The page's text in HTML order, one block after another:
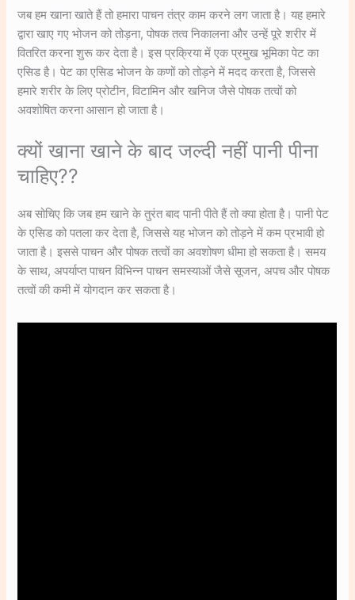
जब हम खाना खाते हैं तो हमारा पाचन तंत्र काम करने लग जाता है। यह हमारे
द्वारा खाए गए भोजन को तोड़ना, पोषक तत्व निकालना और उन्हें पूरे शरीर में
वितरित करना शुरू कर देता है। इस प्रक्रिया में एक प्रमुख भूमिका पेट का
एसिड है। पेट का एसिड भोजन के कणों को तोड़ने में मदद करता है, जिससे
हमारे शरीर के लिए प्रोटीन, विटामिन और खनिज जैसे पोषक तत्वों को
अवशोषित करना आसान हो जाता है।
क्यों खाना खाने के बाद जल्दी नहीं पानी पीना
चाहिए??
अब सोचिए कि जब हम खाने के तुरंत बाद पानी पीते हैं तो क्या होता है। पानी पेट
के एसिड को पतला कर देता है, जिससे यह भोजन को तोड़ने में कम प्रभावी हो
जाता है। इससे पाचन और पोषक तत्वों का अवशोषण धीमा हो सकता है। समय
के साथ, अपर्याप्त पाचन विभिन्न पाचन समस्याओं जैसे सूजन, अपच और पोषक
तत्वों की कमी में योगदान कर सकता है।